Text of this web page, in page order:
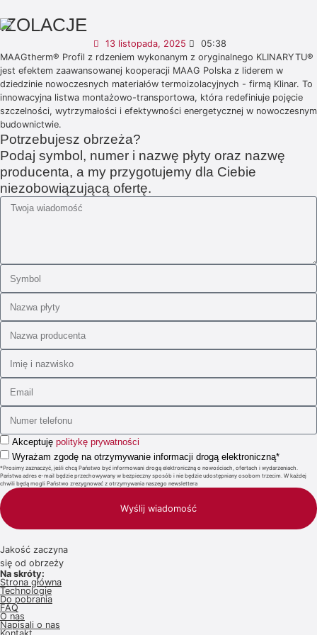
IZOLACJE
13 listopada, 2025
05:38
MAAGtherm® Profil z rdzeniem wykonanym z oryginalnego KLINARYTU®
jest efektem zaawansowanej kooperacji MAAG Polska z liderem w
dziedzinie nowoczesnych materiałów termoizolacyjnych - firmą Klinar. To
innowacyjna listwa montażowo-transportowa, która redefiniuje pojęcie
szczelności, wytrzymałości i efektywności energetycznej w nowoczesnym
budownictwie.
Potrzebujesz obrzeża?
Podaj symbol, numer i nazwę płyty oraz nazwę
producenta, a my przygotujemy dla Ciebie
niezobowiązującą ofertę.
Akceptuję politykę prywatności
Wyrażam zgodę na otrzymywanie informacji drogą elektroniczną*
*Prosimy zaznaczyć, jeśli chcą Państwo być informowani drogą elektroniczną o nowościach, ofertach i wydarzeniach.
Państwa adres e-mail będzie przechowywany w bezpieczny sposób i nie będzie udostępniany osobom trzecim. W każdej
chwili będą mogli Państwo zrezygnować z otrzymywania naszego newslettera
Wyślij wiadomość
Jakość zaczyna
się od obrzeży
Na skróty:
Strona główna
Technologie
Do pobrania
FAQ
O nas
Napisali o nas